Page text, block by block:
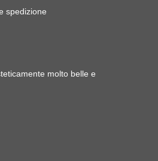
spedizione
molto belle e